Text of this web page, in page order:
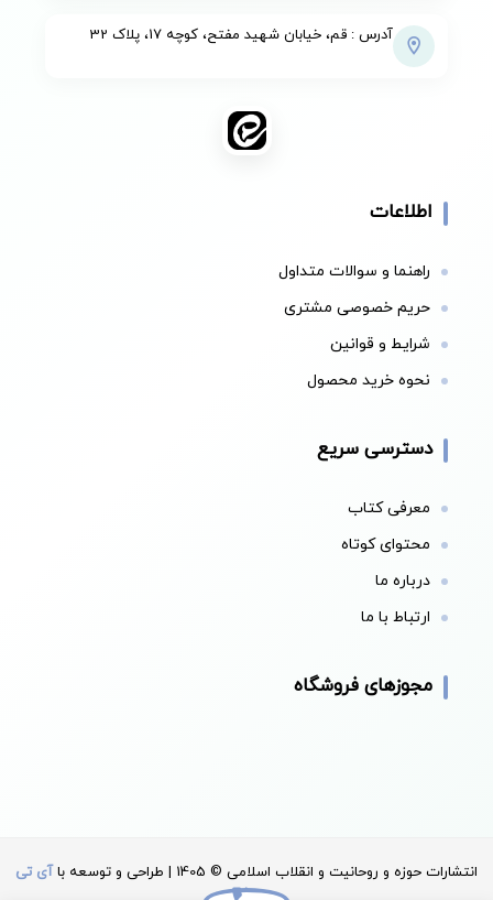
آدرس : قم، خیابان شهید مفتح، کوچه 17، پلاک 32
اطلاعات
راهنما و سوالات متداول
حریم خصوصی مشتری
شرایط و قوانین
نحوه خرید محصول
دسترسی سریع
معرفی کتاب
محتوای کوتاه
درباره ما
ارتباط با ما
مجوزهای فروشگاه
انتشارات حوزه و روحانیت و انقلاب اسلامی © 1405 | طراحی و توسعه با
آی تی
سان